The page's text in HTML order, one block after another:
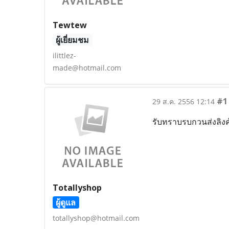
Tewtew
ผู้เยี่ยมชม
ilittlez-
made@hotmail.com
Totallyshop
ผู้ดูแล
totallyshop@hotmail.com
29 ส.ค. 2556 12:14 #1
รับทราบรบกวนส่งลิง